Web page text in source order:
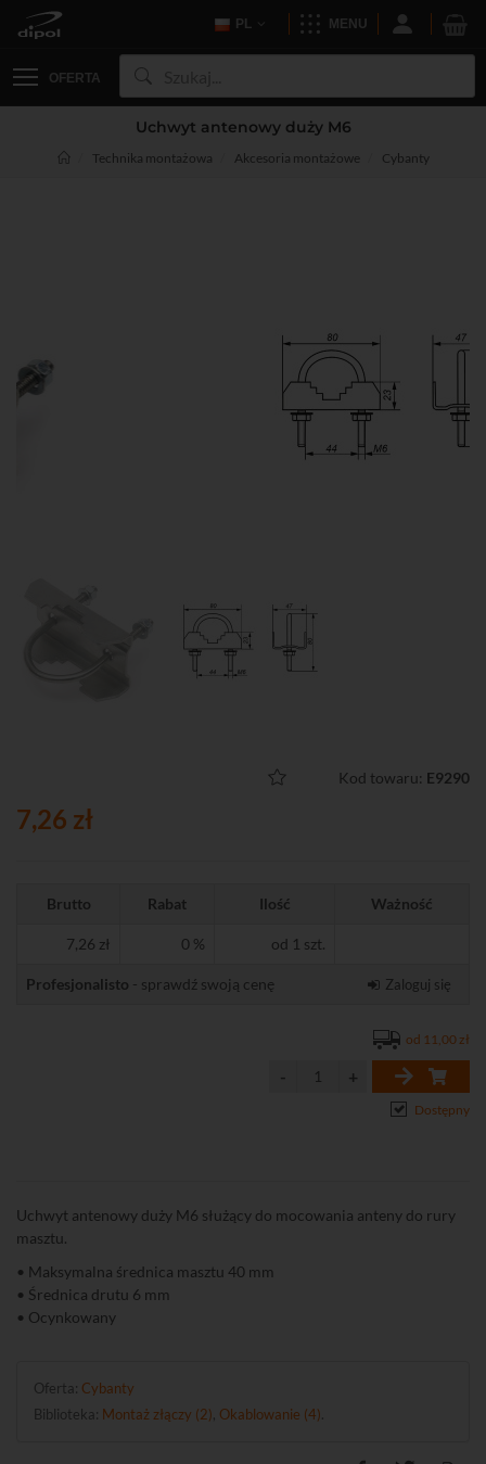
PL MENU
OFERTA
Uchwyt antenowy duży M6
Technika montażowa Akcesoria montażowe Cybanty
Kod towaru: E9290
7,26 zł
Brutto Rabat Ilość Ważność
7,26 zł 0 % od 1 szt.
Profesjonalisto - sprawdź swoją cenę Zaloguj się
od 11,00 zł
Dostępny
Uchwyt antenowy duży M6 służący do mocowania anteny do rury
masztu.
• Maksymalna średnica masztu 40 mm
• Średnica drutu 6 mm
• Ocynkowany
Oferta: Cybanty
Biblioteka: Montaż złączy (2) Okablowanie (4)